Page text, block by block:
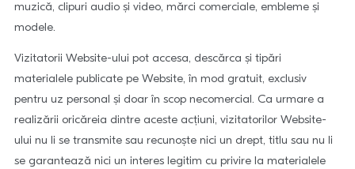
muzică, clipuri audio și video, mărci comerciale, embleme și
modele.
Vizitatorii Website-ului pot accesa, descărca şi tipări
materialele publicate pe Website, în mod gratuit, exclusiv
pentru uz personal şi doar în scop necomercial. Ca urmare a
realizării oricăreia dintre aceste acțiuni, vizitatorilor Website-
ului nu li se transmite sau recunoște nici un drept, titlu sau nu li
se garantează nici un interes legitim cu privire la materialele